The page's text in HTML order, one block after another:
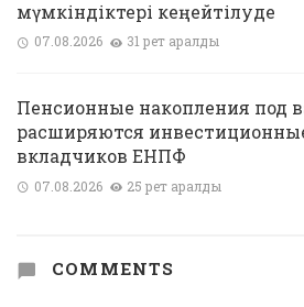
мүмкіндіктері кеңейтілуде
07.08.2026 31 рет қаралды
Пенсионные накопления под
расширяются
вкладчиков ЕНПФ
07.08.2026 25 рет қаралды
COMMENTS